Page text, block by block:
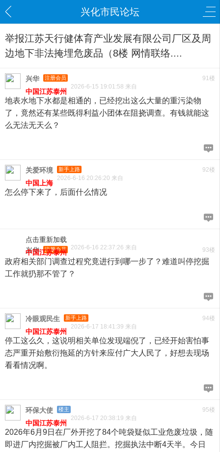
兴化市民论坛
举报江苏天行健体育产业发展有限公司厂区及周
边地下非法掩埋危废品（8楼 网情联络....
91楼
兴华 注册会员
2026-6-15 19:01:58 来自
中国江苏泰州
地表水地下水都是相通的，已经挖出这么大量的重污染物
了，竟然还有某些既得利益小团体在阻挠调查。有钱就能这
么无法无天么？
92楼
关爱环境 新手上路
2026-6-16 20:26:20 来自
中国上海
怎么停下来了，后面什么情况
点击重新加载
93楼
兴华 注册会员 2026-6-16 22:37:26 来自
中国江苏泰州
政府相关部门调查过程究竟进行到哪一步了？难道叫停挖掘
工作就扔那不管了？
94楼
冷眼观民生 新手上路
2026-6-17 18:41:39 来自
中国江苏泰州
停工这么久，这说明相关单位发现端倪了，已经开始害怕事
态严重开始敷衍拖延的方针来应付广大人民了，好想去现场
看看情况啊。
95楼
环保大使 楼主
2026-6-17 20:38:19 来自
中国江苏泰州
2026年6月9日在厂外开挖了84个吨袋疑似工业危废垃圾，随
即进厂内挖掘被厂内工人阻拦。挖掘执法中断4天半。今日